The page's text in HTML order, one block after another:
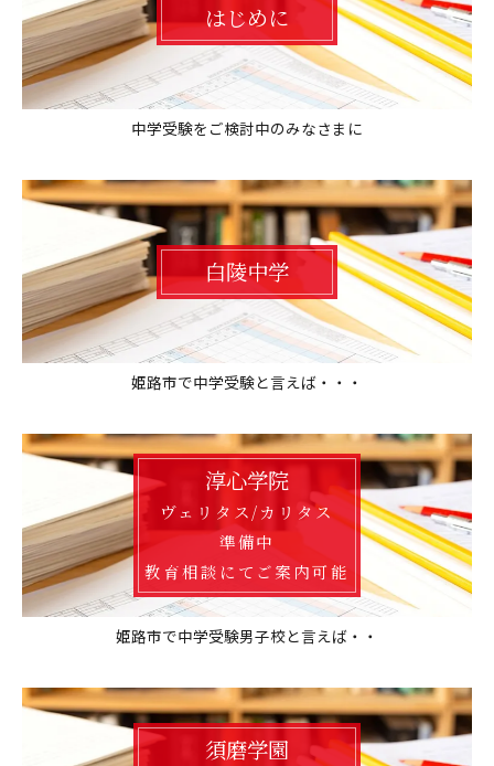
はじめに
中学受験をご検討中のみなさまに
白陵中学
姫路市で中学受験と言えば・・・
淳心学院
ヴェリタス/カリタス
準備中
教育相談にてご案内可能
姫路市で中学受験男子校と言えば・・
須磨学園